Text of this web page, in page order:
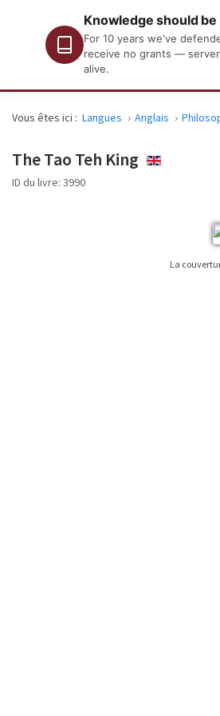
Knowledge should
For 10 years we've
receive no grants —
alive.
Vous êtes ici : Langues Anglais
The Tao Teh King ENGLISH
ID du livre: 3990
La